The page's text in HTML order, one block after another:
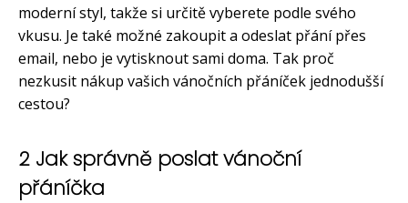
moderní styl, takže si určitě vyberete podle svého
vkusu. Je také možné zakoupit a odeslat přání přes
email, nebo je vytisknout sami doma. Tak proč
nezkusit nákup vašich vánočních přáníček jednodušší
cestou?
2 Jak správně poslat vánoční
přáníčka